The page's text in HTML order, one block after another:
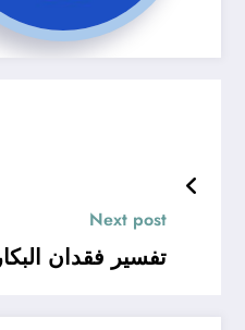
Next post
تفسير فقدان